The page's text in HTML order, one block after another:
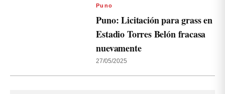
Puno
Puno: Licitación para grass en
Estadio Torres Belón fracasa
nuevamente
27/05/2025